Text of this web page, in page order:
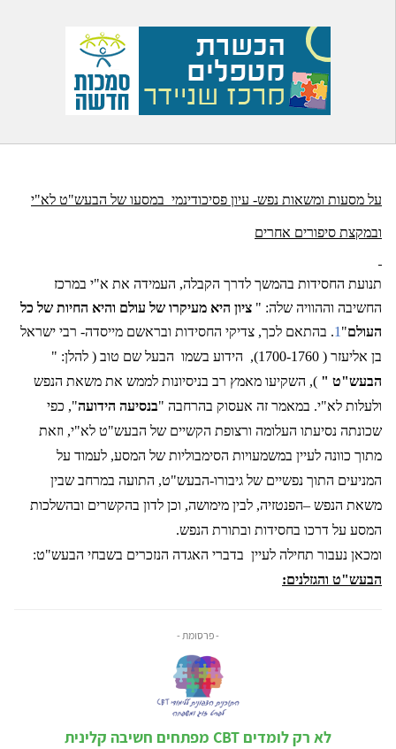
על מסעות ומשאות נפש- עיון פסיכודינמי במסעו של הבעש"ט לא"י
ובמקצת סיפורים אחרים
תנועת החסידות בהמשך לדרך הקבלה, העמידה את א"י במרכז
החשיבה וההוויה שלה: " ציון היא מעיקרו של עולם והיא החיות של כל
העולם"
1. בהתאם לכך, צדיקי החסידות ובראשם מייסדה- רבי ישראל
בן אליעזר ( 1700-1760),
הידוע בשמו הבעל שם טוב ( להלן: "
הבעש"ט " ), השקיעו מאמץ רב בניסיונות לממש את משאת הנפש
ולעלות לא"י. במאמר זה אעסוק בהרחבה "בנסיעה הידועה", כפי
שכונתה נסיעתו העלומה ורצופת הקשיים של הבעש"ט לא"י, וזאת
מתוך כוונה לעיין במשמעויות הסימבוליות של המסע, לעמוד על
המניעים התוך נפשיים של גיבורו-הבעש"ט, התועה במרחב שבין
משאת הנפש –הפנטזיה, לבין מימושה, וכן לדון בהקשרים ובהשלכות
המסע על דרכו בחסידות ובתורת הנפש.
ומכאן נעבור תחילה לעיין בדברי האגדה הנזכרים בשבחי הבעש"ט:
הבעש"ט והגזלנים:
- פרסומת -
לא רק לומדים CBT מפתחים חשיבה קלינית